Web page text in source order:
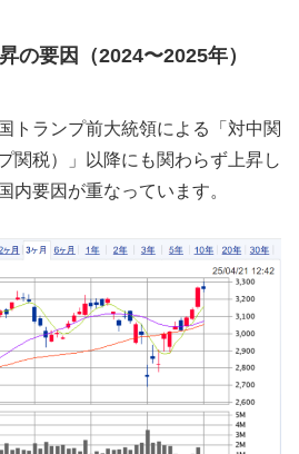
の要因（2024〜2025年）
トランプ前大統領による「対中関
関税）」以降にも関わらず上昇し
内要因が重なっています。